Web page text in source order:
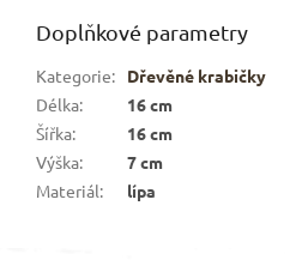
Doplňkové parametry
Kategorie:
Dřevěné krabičky
Délka:
16 cm
Šířka:
16 cm
Výška:
7 cm
Materiál: lípa